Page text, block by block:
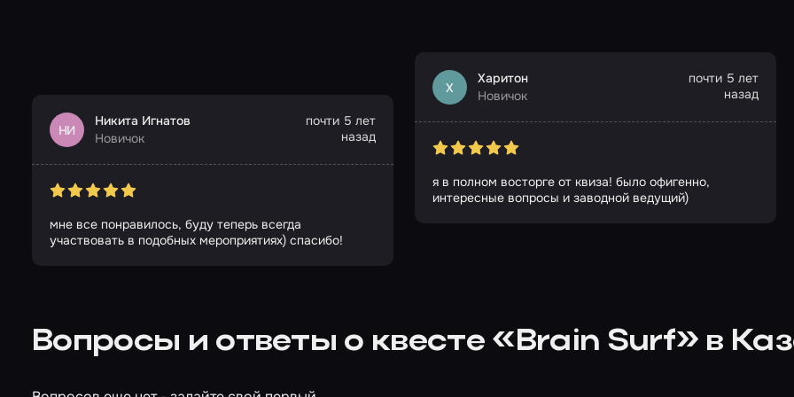
НИ
Никита Игнатов
Новичок
почти 5 лет
назад
мне все понравилось, буду теперь всегда
участвовать в подобных мероприятиях) спасибо!
Х
Харитон
Новичок
почти 5 лет
назад
я в полном восторге от квиза! было офигенно,
интересные вопросы и заводной ведущий)
Вопросы и ответы о квесте «Brain Surf» в